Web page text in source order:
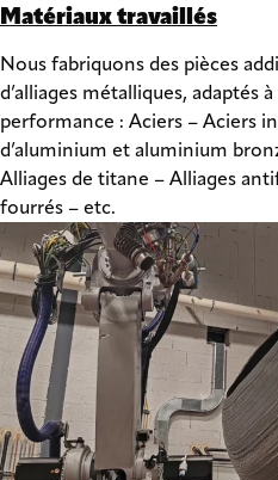
Matériaux travaillés
Nous fabriquons des pièces
d’alliages métalliques, adaptés
performance : Aciers – Aciers
d’aluminium et aluminium
Alliages de titane – Alliages
fourrés – etc.